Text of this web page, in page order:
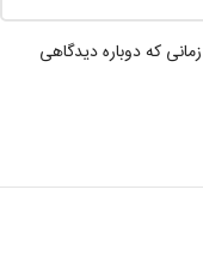
که دوباره دیدگاهی